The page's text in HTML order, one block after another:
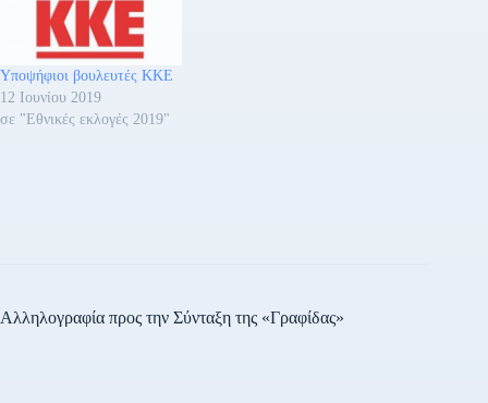
Υποψήφιοι βουλευτές ΚΚΕ
12 Ιουνίου 2019
σε "Εθνικές εκλογές 2019"
Αλληλογραφία προς την Σύνταξη της «Γραφίδας»